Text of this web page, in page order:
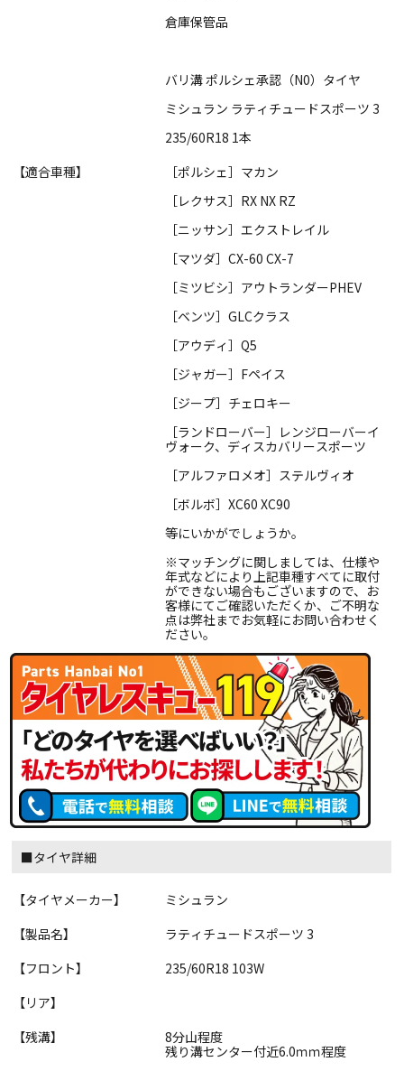
倉庫保管品
バリ溝 ポルシェ承認（N0）タイヤ
ミシュラン ラティチュードスポーツ 3
235/60R18 1本
【適合車種】
［ポルシェ］マカン
［レクサス］RX NX RZ
［ニッサン］エクストレイル
［マツダ］CX-60 CX-7
［ミツビシ］アウトランダーPHEV
［ベンツ］GLCクラス
［アウディ］Q5
［ジャガー］Fペイス
［ジープ］チェロキー
［ランドローバー］レンジローバーイ
ヴォーク、ディスカバリースポーツ
［アルファロメオ］ステルヴィオ
［ボルボ］XC60 XC90
等にいかがでしょうか。
※マッチングに関しましては、仕様や
年式などにより上記車種すべてに取付
ができない場合もございますので、お
客様にてご確認いただくか、ご不明な
点は弊社までお気軽にお問い合わせく
ださい。
■タイヤ詳細
【タイヤメーカー】
ミシュラン
【製品名】
ラティチュードスポーツ 3
【フロント】
235/60R18 103W
【リア】
【残溝】
8分山程度
残り溝センター付近6.0ｍｍ程度